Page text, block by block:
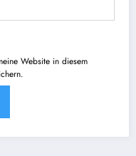
Website in diesem